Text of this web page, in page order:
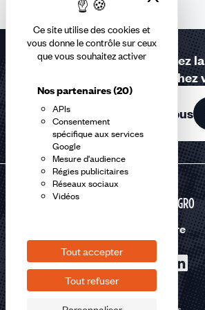
Ce site utilise des cookies et
vous donne le contrôle sur ceux
que vous souhaitez activer
Nos partenaires(20)
APIs
Consentement
spécifique aux services
Google
Mesure d'audience
Régies publicitaires
Réseaux sociaux
Vidéos
Tout accepter
Tout refuser
Contactez-nous ou trouvez
plus proche de chez
Contactez-nous
AGRI-AGRO
Nous suivre